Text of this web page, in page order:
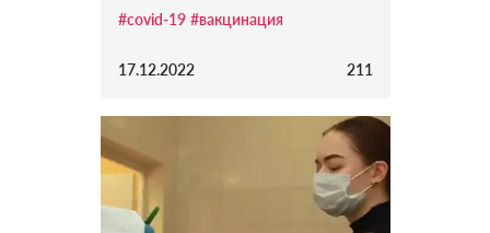
#covid-19 #вакцинация
17.12.2022 211